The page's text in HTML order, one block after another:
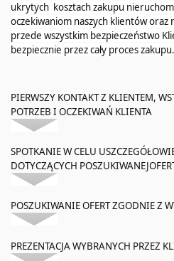
ukrytych kosztach zakupu
oczekiwaniom naszych klientów oraz
przede wszystkim bezpieczeństwo
bezpiecznie przez cały proces zakupu.
PIERWSZY KONTAKT Z KLIENTEM,
POTRZEB I OCZEKIWAŃ KLIENTA
SPOTKANIE W CELU
DOTYCZĄCYCH
POSZUKIWANIE OFERT ZGODNIE Z
PREZENTACJA WYBRANYCH PRZEZ